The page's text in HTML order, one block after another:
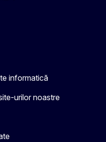
informatică
urilor noastre